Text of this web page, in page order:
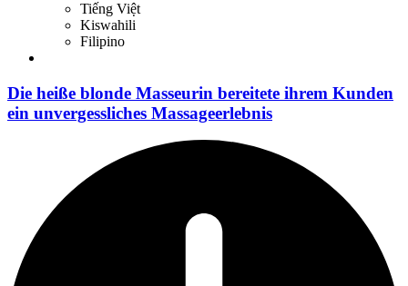
Tiếng Việt
Kiswahili
Filipino
Die heiße blonde Masseurin bereitete ihrem Kunden
ein unvergessliches Massageerlebnis